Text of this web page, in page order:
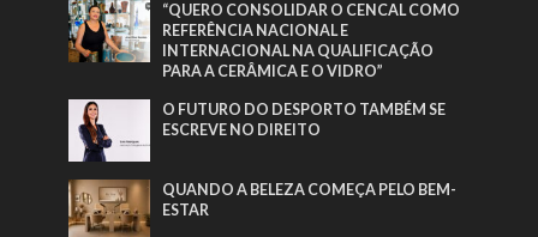
“QUERO CONSOLIDAR O CENCAL COMO
REFERÊNCIA NACIONAL E
INTERNACIONAL NA QUALIFICAÇÃO
PARA A CERÂMICA E O VIDRO”
O FUTURO DO DESPORTO TAMBÉM SE
ESCREVE NO DIREITO
QUANDO A BELEZA COMEÇA PELO BEM-
ESTAR